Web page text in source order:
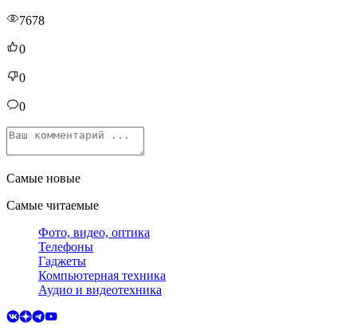
7678
0
0
0
Самые новые
Самые читаемые
Фото, видео, оптика
Телефоны
Гаджеты
Компьютерная техника
Аудио и видеотехника